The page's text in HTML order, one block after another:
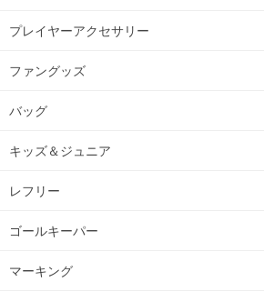
プレイヤーアクセサリー
ファングッズ
バッグ
キッズ＆ジュニア
レフリー
ゴールキーパー
マーキング